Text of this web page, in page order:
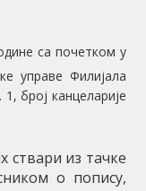
са почетком у
управе Филијала
број канцеларијe
ствари из тачке
о попису,